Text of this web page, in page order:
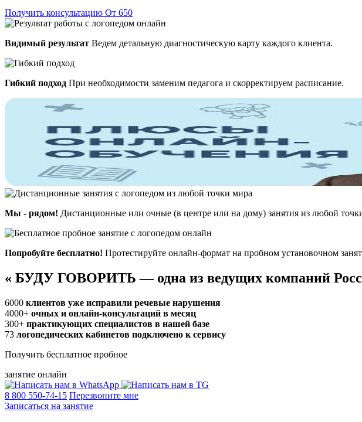
Получить консультацию От 650
Видимый результат Ведем детальную диагностическую карту каждого клиента.
Гибкий подход При необходимости заменим педагога и скорректируем расписание.
Мы - рядом! Дистанционные или очные (в центре или на дому) занятия из любой
Попробуйте бесплатно! Протестируйте онлайн-формат на пробном установочном
« БУДУ ГОВОРИТЬ — одна из ведущих компаний
6000 клиентов уже исправили речевые нарушения
4000+ очных и онлайн-консультаций в месяц
300+ практикующих специалистов в нашей базе
73 логопедических кабинетов подключено к сервису
Получить бесплатное пробное
занятие онлайн
8 800 550-74-15 Перезвоните мне
Записаться на занятие